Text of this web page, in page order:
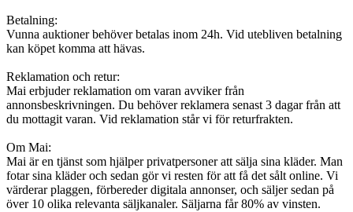
Betalning:
Vunna auktioner behöver betalas inom 24h. Vid utebliven betalning
kan köpet komma att hävas.
Reklamation och retur:
Mai erbjuder reklamation om varan avviker från
annonsbeskrivningen. Du behöver reklamera senast 3 dagar från att
du mottagit varan. Vid reklamation står vi för returfrakten.
Om Mai:
Mai är en tjänst som hjälper privatpersoner att sälja sina kläder. Man
fotar sina kläder och sedan gör vi resten för att få det sålt online. Vi
värderar plaggen, förbereder digitala annonser, och säljer sedan på
över 10 olika relevanta säljkanaler. Säljarna får 80% av vinsten.